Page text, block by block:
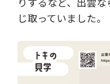
じ取っていました。